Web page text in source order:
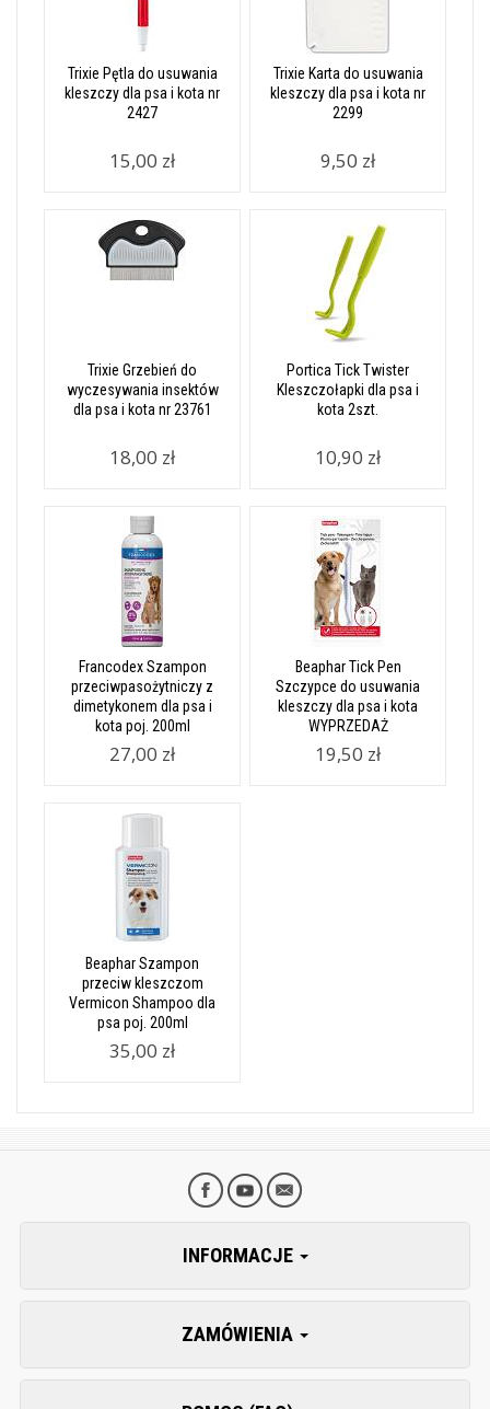
Trixie Pętla do usuwania
kleszczy dla psa i kota nr
2427
15,00 zł
Trixie Karta do usuwania
kleszczy dla psa i kota nr
2299
9,50 zł
Trixie Grzebień do
wyczesywania insektów
dla psa i kota nr 23761
18,00 zł
Portica Tick Twister
Kleszczołapki dla psa i
kota 2szt.
10,90 zł
Francodex Szampon
przeciwpasożytniczy z
dimetykonem dla psa i
kota poj. 200ml
27,00 zł
Beaphar Tick Pen
Szczypce do usuwania
kleszczy dla psa i kota
WYPRZEDAŻ
19,50 zł
Beaphar Szampon
przeciw kleszczom
Vermicon Shampoo dla
psa poj. 200ml
35,00 zł
INFORMACJE
ZAMÓWIENIA